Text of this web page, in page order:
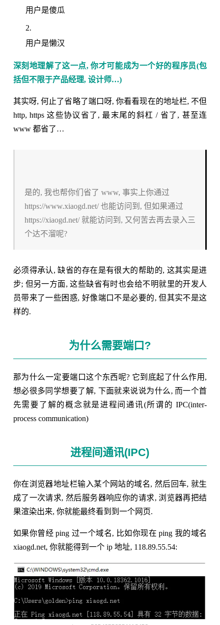
用户是傻瓜
用户是懒汉
深刻地理解了这一点, 你才可能成为一个好的程序员(包
括但不限于产品经理, 设计师…)
其实呀, 何止了省略了端口呀, 你看看现在的地址栏, 不但
http, https 这些协议省了, 最末尾的斜杠 / 省了, 甚至连
www 都省了…
是的, 我也帮你们省了 www, 事实上你通过
https://www.xiaogd.net/ 也能访问到, 但如果通过
https://xiaogd.net/ 就能访问到, 又何苦去再去录入三
个达不溜呢?
必须得承认, 缺省的存在是有很大的帮助的, 这其实是进
步; 但另一方面, 这些缺省有时也会给不明就里的开发人
员带来了一些困惑, 好像端口不是必要的, 但其实不是这
样的.
为什么需要端口?
那为什么一定要端口这个东西呢? 它到底起了什么作用,
想必很多同学想要了解, 下面就来说说为什么, 而一个首
先需要了解的概念就是进程间通讯(所谓的 IPC(inter-
process communication)
进程间通讯(IPC)
你在浏览器地址栏输入某个网站的域名, 然后回车, 就生
成了一次请求, 然后服务器响应你的请求, 浏览器再把结
果渲染出来, 你就能最终看到到一个网页.
如果你曾经 ping 过一个域名, 比如你现在 ping 我的域名
xiaogd.net, 你就能得到一个 ip 地址, 118.89.55.54: